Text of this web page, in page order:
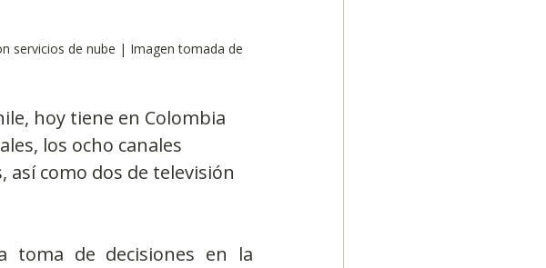
servicios de nube | Imagen tomada de
hoy tiene en Colombia
los ocho canales
así como dos de televisión
toma de decisiones en la